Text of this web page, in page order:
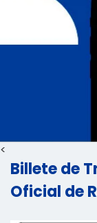
<
Billete de
Oficial de